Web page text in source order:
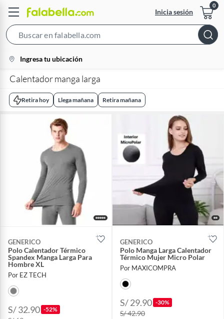
Inicia sesión
Bar
location-
icon
Ingresa tu ubicación
Calentador manga larga
Retira hoy Llega mañana Retira mañana
GENERICO
Polo Calentador Térmico
Spandex Manga Larga Para
Hombre XL
Por EZ TECH
S/ 32.90 -52%
GENERICO
Polo Manga Larga Calentador
Térmico Mujer Micro Polar
Por MAXICOMPRA
S/ 29.90 -30%
S/ 42.90